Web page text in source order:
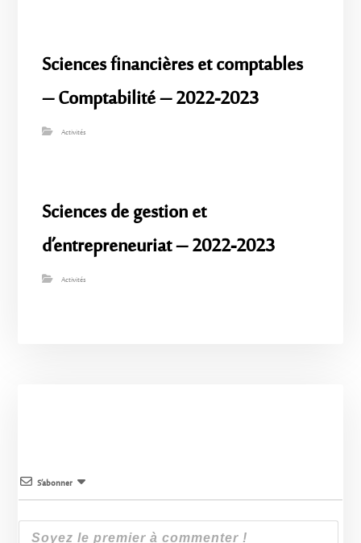
Sciences financières et comptables
– Comptabilité – 2022-2023
Activités
Sciences de gestion et
d’entrepreneuriat – 2022-2023
Activités
S’abonner